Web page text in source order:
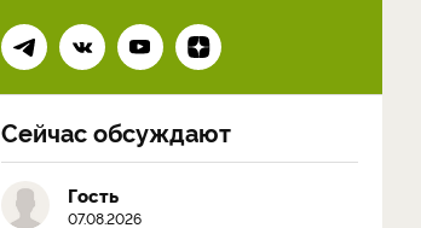
Сейчас обсуждают
Гость
07.08.2026